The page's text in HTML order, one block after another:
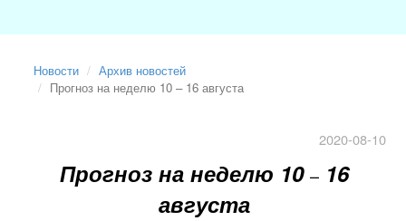
Новости
Архив новостей
Прогноз на неделю 10 – 16 августа
2020-08-10
Прогноз на неделю 10 –16
августа